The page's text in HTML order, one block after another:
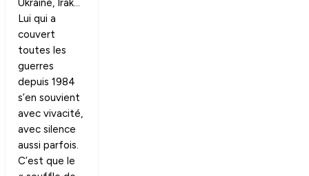
Ukraine, Irak…
Lui qui a
couvert
toutes les
guerres
depuis 1984
s’en souvient
avec vivacité,
avec silence
aussi parfois.
C’est que le